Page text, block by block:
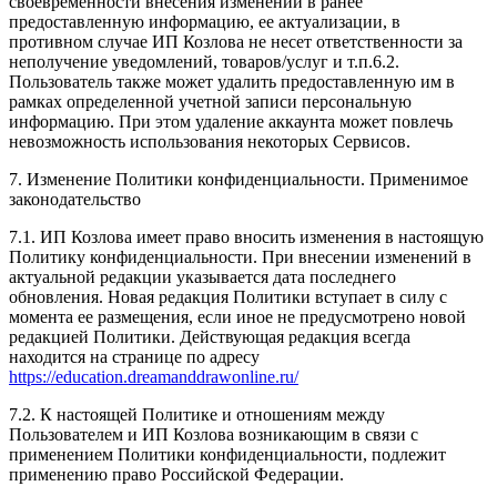
предоставленную информацию, ее актуализации, в
противном случае ИП Козлова не несет ответственности за
неполучение уведомлений, товаров/услуг и т.п.6.2.
Пользователь также может удалить предоставленную им в
рамках определенной учетной записи персональную
информацию. При этом удаление аккаунта может повлечь
невозможность использования некоторых Сервисов.
7. Изменение Политики конфиденциальности. Применимое
законодательство
7.1. ИП Козлова имеет право вносить изменения в настоящую
Политику конфиденциальности. При внесении изменений в
актуальной редакции указывается дата последнего
обновления. Новая редакция Политики вступает в силу с
момента ее размещения, если иное не предусмотрено новой
редакцией Политики. Действующая редакция всегда
находится на странице по адресу
https://education.dreamanddrawonline.ru/
7.2. К настоящей Политике и отношениям между
Пользователем и ИП Козлова возникающим в связи с
применением Политики конфиденциальности, подлежит
применению право Российской Федерации.